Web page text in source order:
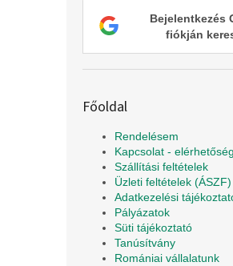
Bejelentkezés
fiókján
Főoldal
Rendelésem
Kapcsolat -
Szállítási feltételek
Üzleti feltételek (ÁSZF)
Adatkezelési
Pályázatok
Süti tájékoztató
Tanúsítvány
Romániai vállalatunk